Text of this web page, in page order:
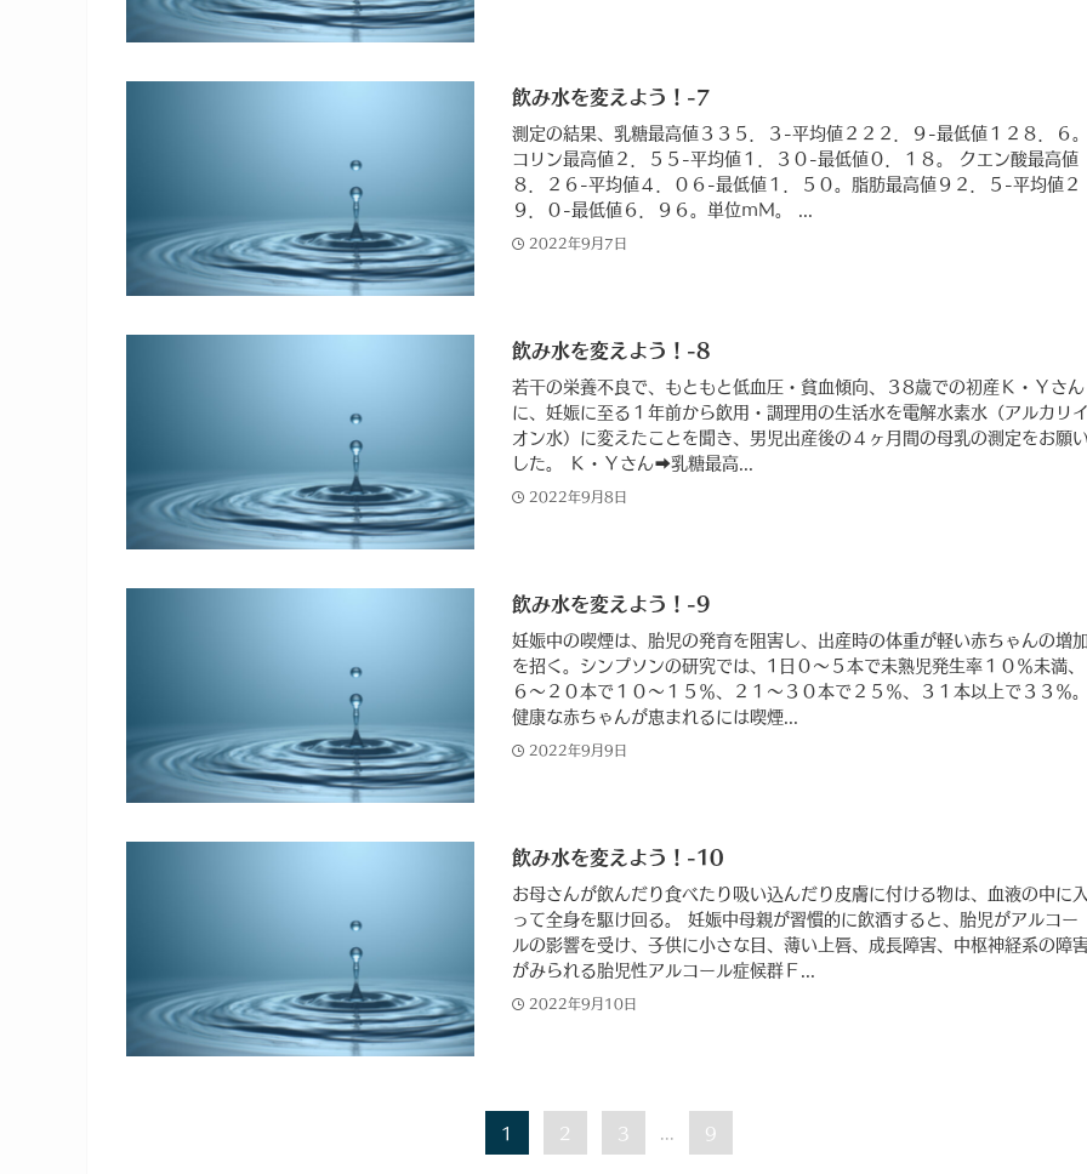
飲み水を変えよう！-7
測定の結果、乳糖最高値３３５．３-平均値２２２．９-最低値１２８．６
コリン最高値２．５５-平均値１．３０-最低値０．１８。 クエン酸最高値
８．２６-平均値４．０６-最低値１．５０。脂肪最高値９２．５-平均値２
９．０-最低値６．９６。単位ｍＭ。 ...
2022年9月7日
飲み水を変えよう！-8
若干の栄養不良で、もともと低血圧・貧血傾向、３8歳での初産Ｋ・Ｙさん
に、妊娠に至る１年前から飲用・調理用の生活水を電解水素水（アルカリ
オン水）に変えたことを聞き、男児出産後の４ヶ月間の母乳の測定をお願
した。 Ｋ・Ｙさん➡乳糖最高...
2022年9月8日
飲み水を変えよう！-9
妊娠中の喫煙は、胎児の発育を阻害し、出産時の体重が軽い赤ちゃんの増
を招く。シンプソンの研究では、1日０〜５本で未熟児発生率１０％未満、
６〜２０本で１０〜１５％、２１〜３０本で２５％、３１本以上で３３％
健康な赤ちゃんが恵まれるには喫煙...
2022年9月9日
飲み水を変えよう！-10
お母さんが飲んだり食べたり吸い込んだり皮膚に付ける物は、血液の中に
って全身を駆け回る。 妊娠中母親が習慣的に飲酒すると、胎児がアルコー
ルの影響を受け、子供に小さな目、薄い上唇、成長障害、中枢神経系の障
がみられる胎児性アルコール症候群Ｆ...
2022年9月10日
1 2 3 ... 9